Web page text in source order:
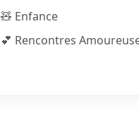
🧸 Enfance
💕 Rencontres